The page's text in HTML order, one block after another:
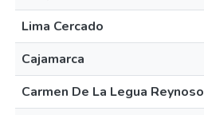
Lima Cercado
Cajamarca
Carmen De La Legua Reynoso